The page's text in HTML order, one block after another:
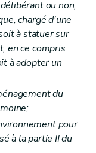
ou non,
chargé d'une
à statuer sur
en ce compris
à adopter un
du
pour
à la partie II du